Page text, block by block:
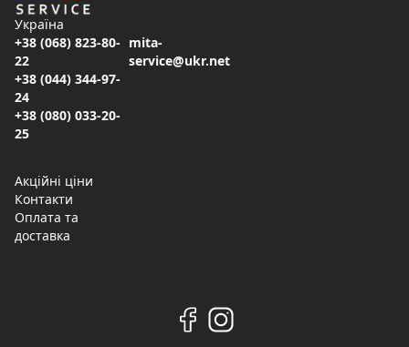
Україна
+38 (068) 823-80-
22
+38 (044) 344-97-
24
+38 (080) 033-20-
25
mita-
service@ukr.net
Акційні ціни
Контакти
Оплата та
доставка